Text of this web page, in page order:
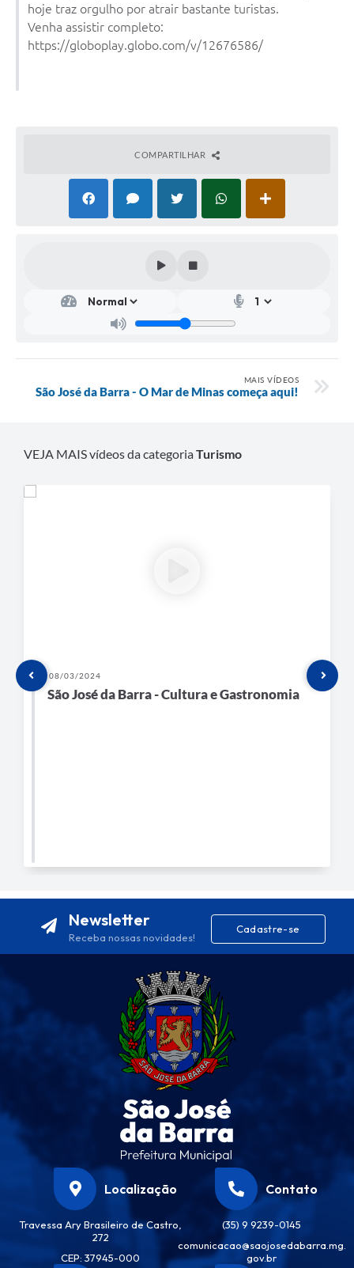
hoje traz orgulho por atrair bastante turistas.
Venha assistir completo:
https://globoplay.globo.com/v/12676586/
COMPARTILHAR
MAIS VÍDEOS
São José da Barra - O Mar de Minas começa aqui!
VEJA MAIS vídeos da categoriaTurismo
08/03/2024
São José da Barra - Cultura e Gastronomia
Newsletter
Receba nossas novidades!
Cadastre-se
Localização
Travessa Ary Brasileiro de Castro,
272
CEP: 37945-000
Contato
(35) 9 9239-0145
comunicacao@saojosedabarra.mg.
gov.br